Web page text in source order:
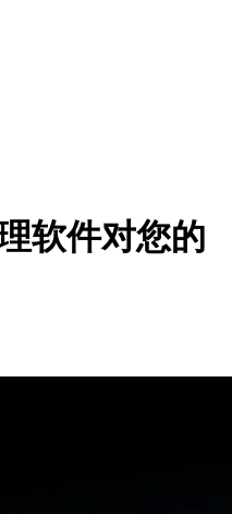
软件对您的